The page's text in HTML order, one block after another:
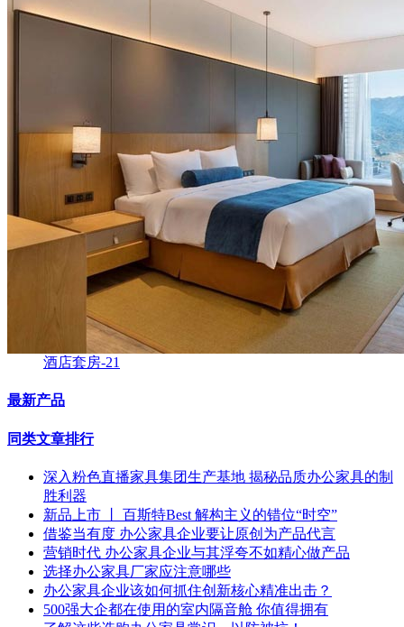
酒店套房-21
最新产品
同类文章排行
深入粉色直播家具集团生产基地 揭秘品质办公家具的制
胜利器
新品上市 丨 百斯特Best 解构主义的错位“时空”
借鉴当有度 办公家具企业要让原创为产品代言
营销时代 办公家具企业与其浮夸不如精心做产品
选择办公家具厂家应注意哪些
办公家具企业该如何抓住创新核心精准出击？
500强大企都在使用的室内隔音舱 你值得拥有